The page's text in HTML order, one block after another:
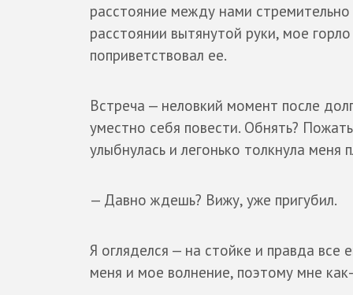
расстояние между нами
расстоянии вытянутой руки, мое
поприветствовал ее.
Встреча — неловкий момент после
уместно себя повести. Обнять?
улыбнулась и легонько толкнула меня
— Давно ждешь? Вижу, уже пригубил.
Я огляделся — на стойке и правда
меня и мое волнение, поэтому мне